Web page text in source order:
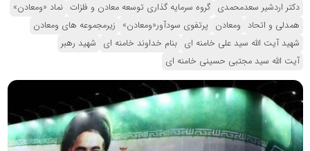
دکتر اردشیر سعدمحمدی گروه سرمایه گذاری توسعه معادن و فلزات نماد «ومعادن»
همدلی و اتحاد ومعادن پرتفوی سودآور«ومعادن» زیرمجموعه های ومعادن
شهید آیت الله سید علی خامنه ای بنام خداوند خامنه ای شهید رهبر
آیت الله سید مجتبی حسینی خامنه ای